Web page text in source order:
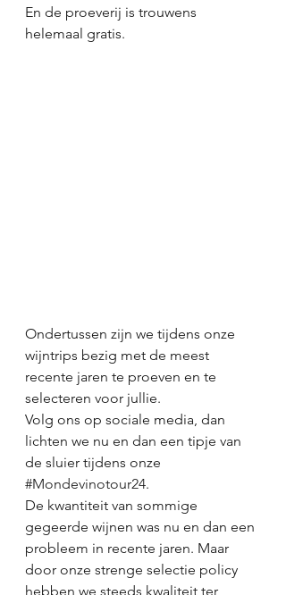
En de proeverij is trouwens
helemaal gratis.
Ondertussen zijn we tijdens onze
wijntrips bezig met de meest
recente jaren te proeven en te
selecteren voor jullie.
Volg ons op sociale media, dan
lichten we nu en dan een tipje van
de sluier tijdens onze
#Mondevinotour24.
De kwantiteit van sommige
gegeerde wijnen was nu en dan een
probleem in recente jaren. Maar
door onze strenge selectie policy
hebben we steeds kwaliteit ter